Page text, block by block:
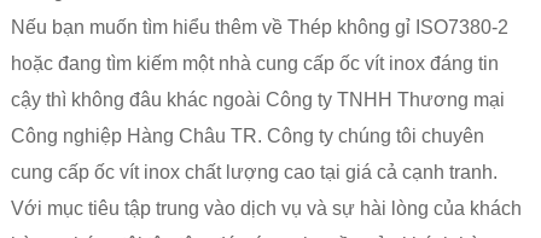
Nếu bạn muốn tìm hiểu thêm về Thép không gỉ ISO7380-2
hoặc đang tìm kiếm một nhà cung cấp ốc vít inox đáng tin
cậy thì không đâu khác ngoài Công ty TNHH Thương mại
Công nghiệp Hàng Châu TR. Công ty chúng tôi chuyên
cung cấp ốc vít inox chất lượng cao tại giá cả cạnh tranh.
Với mục tiêu tập trung vào dịch vụ và sự hài lòng của khách